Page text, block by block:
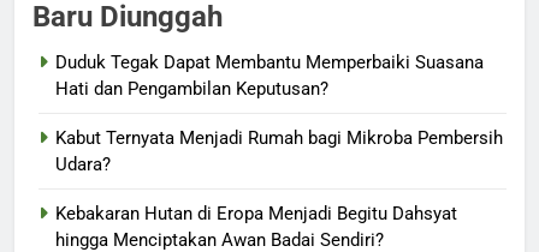
Baru Diunggah
Duduk Tegak Dapat Membantu Memperbaiki Suasana
Hati dan Pengambilan Keputusan?
Kabut Ternyata Menjadi Rumah bagi Mikroba Pembersih
Udara?
Kebakaran Hutan di Eropa Menjadi Begitu Dahsyat
hingga Menciptakan Awan Badai Sendiri?